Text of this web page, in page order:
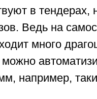
в
Ведь на
много
например,